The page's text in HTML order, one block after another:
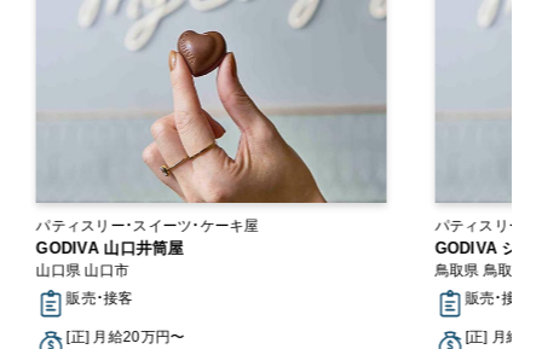
パティスリー・スイーツ・ケーキ屋
GODIVA 山口井筒屋
山口県 山口市
販売・接客
[正] 月給20万円〜
パティスリー・
GODIVA シャ
鳥取県 鳥取市
販売・接客
[正] 月給